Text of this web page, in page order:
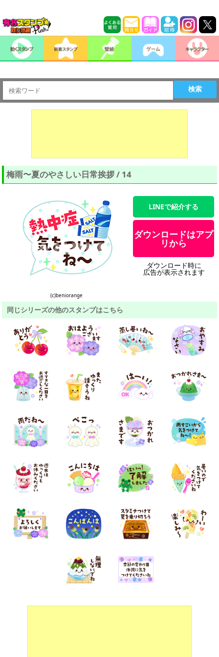
検索
梅雨〜夏のやさしい日常挨拶 / 14
(c)beniorange
LINEで紹介する
ダウンロードはアプ
リから
ダウンロード時に
広告が表示されます
同じシリーズの他のスタンプはこちら